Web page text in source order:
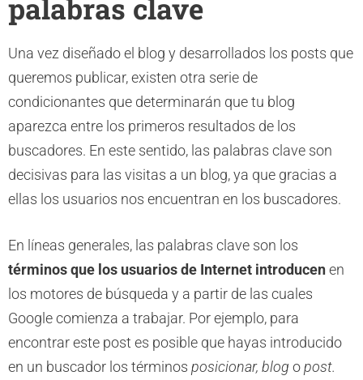
palabras clave
Una vez diseñado el blog y desarrollados los posts que
queremos publicar, existen otra serie de
condicionantes que determinarán que tu blog
aparezca entre los primeros resultados de los
buscadores. En este sentido, las palabras clave son
decisivas para las visitas a un blog, ya que gracias a
ellas los usuarios nos encuentran en los buscadores.
En líneas generales, las palabras clave son los
términos que los usuarios de Internet introducenen
los motores de búsqueda y a partir de las cuales
Google comienza a trabajar. Por ejemplo, para
encontrar este post es posible que hayas introducido
en un buscador los términos posicionar, blog opost.